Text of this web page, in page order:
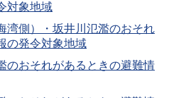
対象地域
湾側）・坂井川氾濫のおそれ
の発令対象地域
のおそれがあるときの避難情